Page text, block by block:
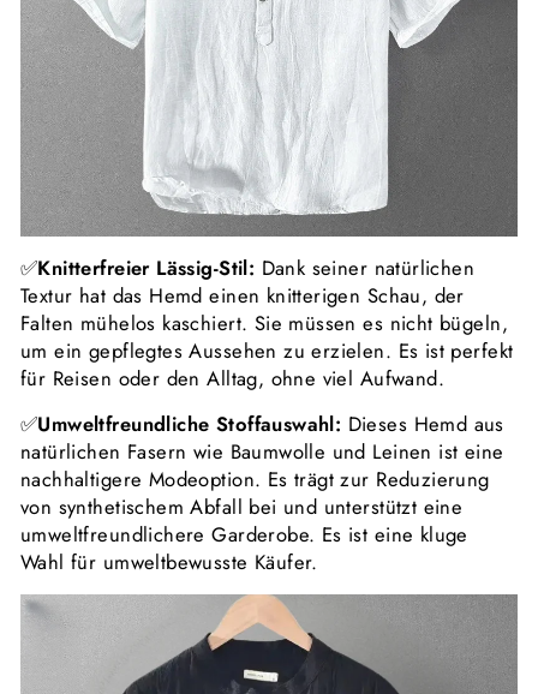
✅Knitterfreier Lässig-Stil: Dank seiner natürlichen
Textur hat das Hemd einen knitterigen Schau, der
Falten mühelos kaschiert. Sie müssen es nicht bügeln,
um ein gepflegtes Aussehen zu erzielen. Es ist perfekt
für Reisen oder den Alltag, ohne viel Aufwand.
✅Umweltfreundliche Stoffauswahl: Dieses Hemd aus
natürlichen Fasern wie Baumwolle und Leinen ist eine
nachhaltigere Modeoption. Es trägt zur Reduzierung
von synthetischem Abfall bei und unterstützt eine
umweltfreundlichere Garderobe. Es ist eine kluge
Wahl für umweltbewusste Käufer.